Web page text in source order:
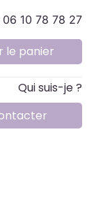
06 10 78 78 27
le panier
Qui suis-je ?